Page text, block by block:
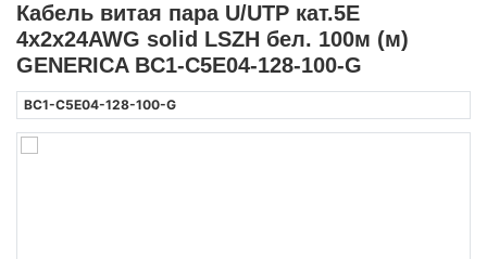
Кабель витая пара U/UTP кат.5E
4х2х24AWG solid LSZH бел. 100м (м)
GENERICA BC1-C5E04-128-100-G
BC1-C5E04-128-100-G